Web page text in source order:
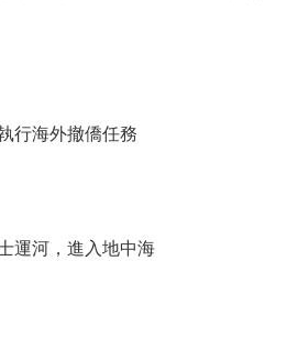
海外撤僑任務
河，進入地中海